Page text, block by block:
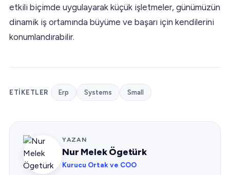
etkili biçimde uygulayarak küçük işletmeler, günümüzün
dinamik iş ortamında büyüme ve başarı için kendilerini
konumlandırabilir.
ETIKETLER Erp Systems Small
YAZAN
Nur Melek Ögetürk
Kurucu Ortak ve COO